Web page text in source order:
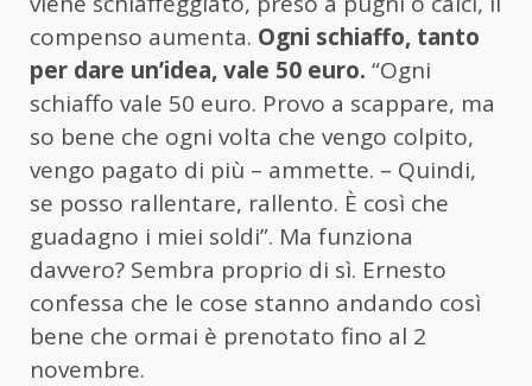
compenso aumenta. Ogni schiaffo, tanto
per dare un’idea, vale 50 euro. “Ogni
schiaffo vale 50 euro. Provo a scappare, ma
so bene che ogni volta che vengo colpito,
vengo pagato di più – ammette. – Quindi,
se posso rallentare, rallento. È così che
guadagno i miei soldi”. Ma funziona
davvero? Sembra proprio di sì. Ernesto
confessa che le cose stanno andando così
bene che ormai è prenotato fino al 2
novembre.